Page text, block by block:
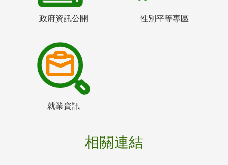
政府資訊公開 性別平等專區
就業資訊
相關連結